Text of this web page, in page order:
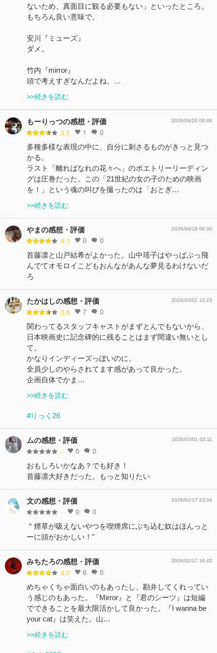
ないため、真面目に観る必要もない」といったところ。
もちろん良い意味で。
安川『ミューズ』
ダメ。
竹内『mirror』
頭で考えすぎなんだよね、…
>>続きを読む
もーりっつの感想・評価
3.5 1 0
2026/04/26 08:40
多種多様な表現の中に、自分に刺さるものがきっと見つ
かる。
ラスト「離ればなれの花々へ」のポエトリーリーディン
グは圧巻だった。この「21世紀の女の子のための映画
を！」という魂の叫びを撮ったのは「おとぎ…
>>続きを読む
やまの感想・評価
4.1 0 0
2026/04/18 00:30
首藤凛と山戸結希がよかった。山中瑶子はやっぱぶっ飛
んでてオモロイこどもおんながあんな夢見るわけないだ
ろ
たかはしの感想・評価
3.5 7 0
2026/03/02 10:23
関わってるスタッフキャストがまずとんでもないから、
日本映画史に記念碑的に残ることはまず間違い無いとし
て。
かなりインディーズっぽいのに、
全員少しのやらされてます感があって良かった。
企画自体でかま…
>>続きを読む
#りっく26
ムの感想・評価
- 0 0
2026/03/01 02:11
おもしろいかなあ？でも好き！
首藤凛大好きだった。もっと知りたい
文の感想・評価
- 0 0
2026/02/17 23:04
＂煙草が吸えないやつを喫煙席にぶち込む奴はほんっと
ーに頭がおかしい！"
みちたろの感想・評価
4.0 6 0
2026/02/17 16:42
めちゃくちゃ面白いのもあったし、勘弁してくれってい
う感じのもあった。『Mirror』と『君のシーツ』は短編
でできることを最大限活かして良かった。『I wanna be
your cat』は笑えた。山…
>>続きを読む